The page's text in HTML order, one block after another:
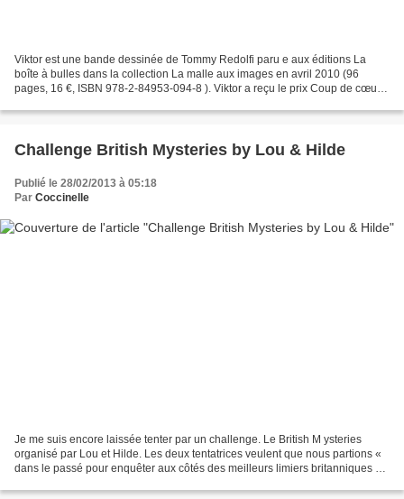
Viktor est une bande dessinée de Tommy Redolfi paru e aux éditions La
boîte à bulles dans la collection La malle aux images en avril 2010 (96
pages, 16 €, ISBN 978-2-84953-094-8 ). Viktor a reçu le prix Coup de cœur
Challenge British Mysteries by Lou & Hilde
Publié le 28/02/2013 à 05:18
Par Coccinelle
Je me suis encore laissée tenter par un challenge. Le British M ysteries
organisé par Lou et Hilde. Les deux tentatrices veulent que nous partions «
dans le passé pour enquêter aux côtés des meilleurs limiers britanniques et